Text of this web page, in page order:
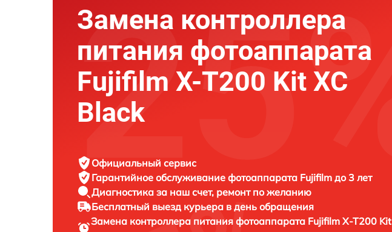
Замена контроллера
питания фотоаппарата
Fujifilm X-T200 Kit XC
Black
Официальный сервис
Гарантийное обслуживание фотоаппарата Fujifilm до 3 лет
Диагностика за наш счет, ремонт по желанию
Бесплатный выезд курьера в день обращения
Замена контроллера питания фотоаппарата Fujifilm X-T200